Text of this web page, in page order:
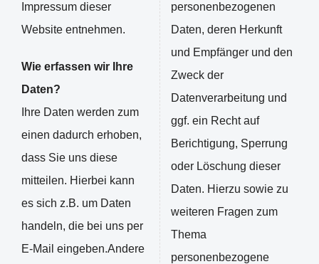
Impressum dieser
Website entnehmen.
Wie erfassen wir Ihre
Daten?
Ihre Daten werden zum
einen dadurch erhoben,
dass Sie uns diese
mitteilen. Hierbei kann
es sich z.B. um Daten
handeln, die bei uns per
E-Mail eingeben.Andere
personenbezogenen
Daten, deren Herkunft
und Empfänger und den
Zweck der
Datenverarbeitung und
ggf. ein Recht auf
Berichtigung, Sperrung
oder Löschung dieser
Daten. Hierzu sowie zu
weiteren Fragen zum
Thema
personenbezogene